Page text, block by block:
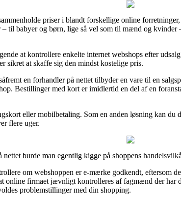
priser i blandt forskellige online
– til babyer og børn, lige så vel som til mænd og kvinder
at kontrollere enkelte internet webshops efter
sikret at skaffe sig den mindst kostelige pris.
en forhandler på nettet tilbyder en vare til en
Bestillinger med kort er imidlertid en del af en
eller mobilbetaling. Som en anden løsning kan
flere uger.
burde man egentlig kigge på shoppens
om webshoppen er e-mærke godkendt, eftersom
online firmaet jævnligt kontrolleres af fagmænd der
problemstillinger med din shopping.